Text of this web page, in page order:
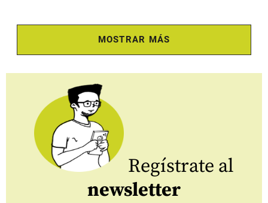
MOSTRAR MÁS
Regístrate al
newsletter